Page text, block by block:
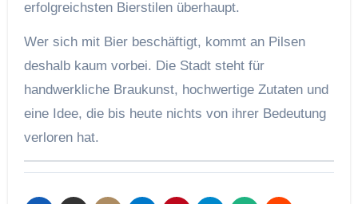
erfolgreichsten Bierstilen überhaupt.
Wer sich mit Bier beschäftigt, kommt an Pilsen
deshalb kaum vorbei. Die Stadt steht für
handwerkliche Braukunst, hochwertige Zutaten und
eine Idee, die bis heute nichts von ihrer Bedeutung
verloren hat.